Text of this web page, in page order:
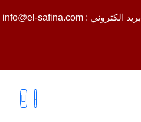
بريد الكتروني : info@el-safina.com